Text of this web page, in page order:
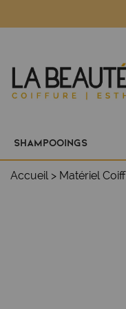
SHAMPOOINGS
Accueil > Matériel